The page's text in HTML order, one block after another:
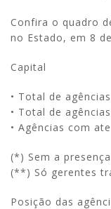
Confira o quadro
no Estado, em 8
Capital
• Total de
• Total de
• Agências com
(*) Sem a
(**) Só gerentes
Posição das